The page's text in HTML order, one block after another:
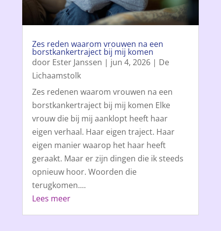
Zes reden waarom vrouwen na een
borstkankertraject bij mij komen
door Ester Janssen | jun 4, 2026| De
Lichaamstolk
Zes redenen waarom vrouwen na een
borstkankertraject bij mij komen Elke
vrouw die bij mij aanklopt heeft haar
eigen verhaal. Haar eigen traject. Haar
eigen manier waarop het haar heeft
geraakt. Maar er zijn dingen die ik steeds
opnieuw hoor. Woorden die
terugkomen....
Lees meer